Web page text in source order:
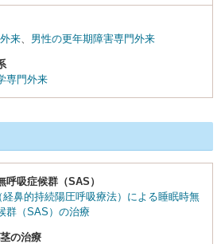
来
男性の更年期障害専門外来
専門外来
呼吸症候群（SAS）
経鼻的持続陽圧呼吸療法）による睡眠時無
群（SAS）の治療
の治療